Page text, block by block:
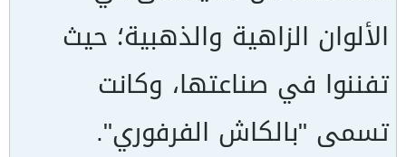
الألوان الزاهية والذهبية؛ حيث
تفننوا في صناعتها، وكانت
تسمى "بالكاش الفرفوري".